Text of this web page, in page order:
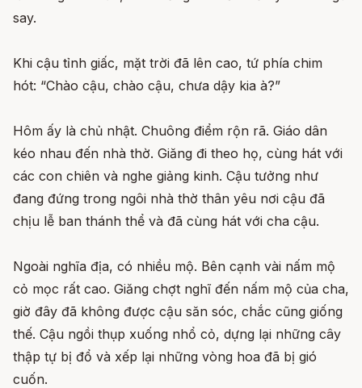
say.
Khi cậu tỉnh giấc, mặt trời đã lên cao, tứ phía chim
hót: “Chào cậu, chào cậu, chưa dậy kia à?”
Hôm ấy là chủ nhật. Chuông điểm rộn rã. Giáo dân
kéo nhau đến nhà thờ. Giăng đi theo họ, cùng hát với
các con chiên và nghe giảng kinh. Cậu tưởng như
đang đứng trong ngôi nhà thờ thân yêu nơi cậu đã
chịu lễ ban thánh thể và đã cùng hát với cha cậu.
Ngoài nghĩa địa, có nhiều mộ. Bên cạnh vài nấm mộ
cỏ mọc rất cao. Giăng chợt nghĩ đến nấm mộ của cha,
giờ đây đã không được cậu săn sóc, chắc cũng giống
thế. Cậu ngồi thụp xuống nhổ cỏ, dựng lại những cây
thập tự bị đổ và xếp lại những vòng hoa đã bị gió
cuốn.